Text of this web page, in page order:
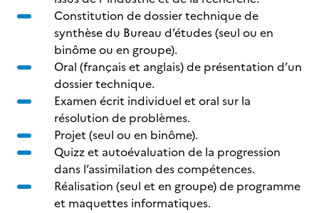
Constitution de dossier technique de
synthèse du Bureau d’études (seul ou en
binôme ou en groupe).
Oral (français et anglais) de présentation d’un
dossier technique.
Examen écrit individuel et oral sur la
résolution de problèmes.
Projet (seul ou en binôme).
Quizz et autoévaluation de la progression
dans l’assimilation des compétences.
Réalisation (seul et en groupe) de programme
et maquettes informatiques.